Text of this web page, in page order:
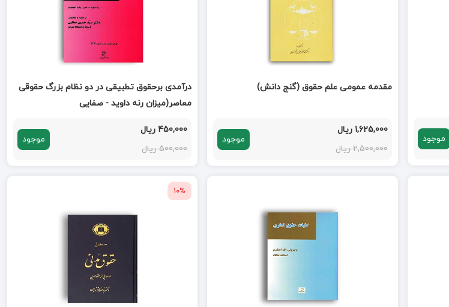
موجود
مقدمه عمومی علم حقوق (گنج دانش)
1,625,000 ریال
2,500,000 ریال
موجود
درآمدی برحقوق تطبیقی در دو نظام بزرگ حقوقی
معاصر(میزان رنه داوید - صفایی
450,000 ریال
500,000 ریال
موجود
10%